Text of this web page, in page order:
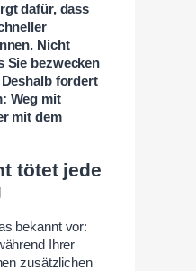
dafür, dass
Nicht
Sie bezwecken
fordert
Weg mit
mit dem
tötet jede
bekannt vor:
Ihrer
zusätzlichen